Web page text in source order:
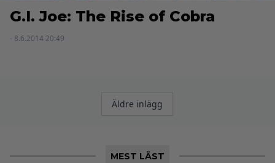
G.I. Joe: The Rise of Cobra
- 8.6.2014 20:49
Inläggsnavigering
Äldre inlägg
MEST LÄST